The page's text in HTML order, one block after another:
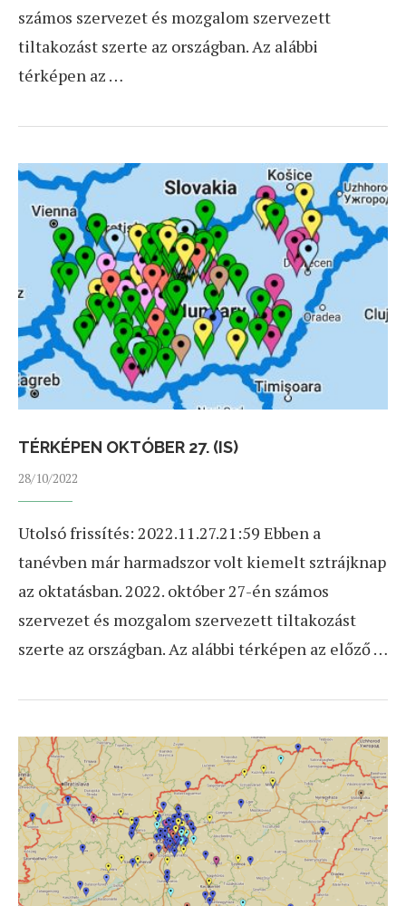
számos szervezet és mozgalom szervezett
tiltakozást szerte az országban. Az alábbi
térképen az …
TÉRKÉPEN OKTÓBER 27. (IS)
28/10/2022
Utolsó frissítés: 2022.11.27.21:59 Ebben a
tanévben már harmadszor volt kiemelt sztrájknap
az oktatásban. 2022. október 27-én számos
szervezet és mozgalom szervezett tiltakozást
szerte az országban. Az alábbi térképen az előző …